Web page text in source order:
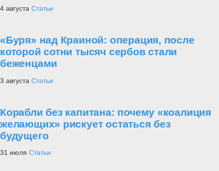
4 августа Статьи
«Буря» над Краиной: операция, после
которой сотни тысяч сербов стали
беженцами
3 августа Статьи
Корабли без капитана: почему «коалиция
желающих» рискует остаться без
будущего
31 июля Статьи